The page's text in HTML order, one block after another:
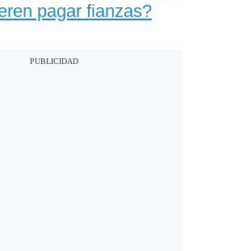
pagar fianzas?